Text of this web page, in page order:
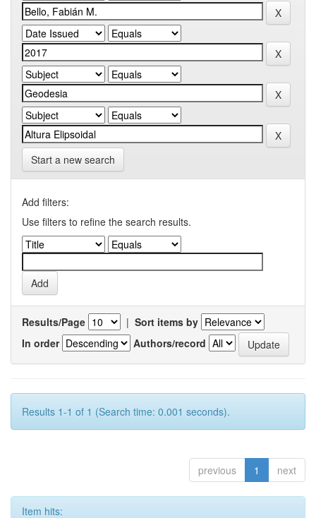
Start a new search
Add filters:
Use filters to refine the search results.
Results/Page | Sort items by
In order
Authors/record
Results 1-1 of 1 (Search time: 0.001 seconds).
previous 1 next
Item hits: